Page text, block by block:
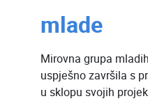
mlade
Mirovna grupa
uspješno završila s
u sklopu svojih